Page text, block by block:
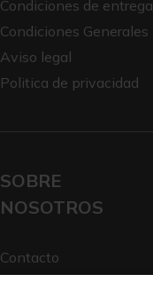
Condiciones de entrega
Condiciones Generales
Aviso legal
Politica de privacidad
SOBRE
NOSOTROS
Contacto